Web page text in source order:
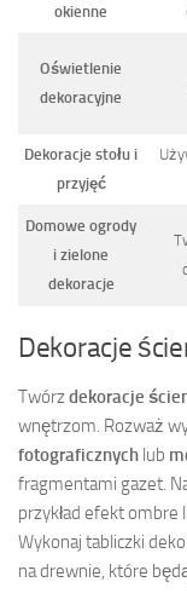
okienne
Oświetlenie
dekoracyjne
Dekoracje stołu i
przyjęć
Domowe ogrody
i zielone
dekoracje
Dekoracje
Twórzdekoracje
wnętrzom. Rozważ
fotograficznych lub
fragmentami gazet.
przykład efekt
Wykonaj tabliczki
na drewnie, które